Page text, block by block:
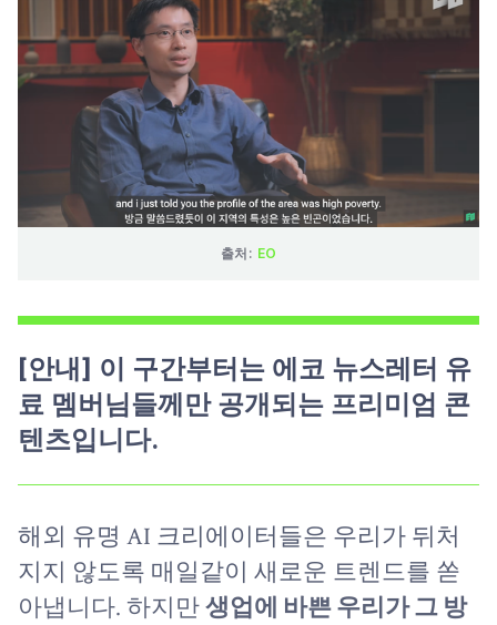
출처: EO
[안내] 이 구간부터는 에코 뉴스레터 유
료 멤버님들께만 공개되는 프리미엄 콘
텐츠입니다.
해외 유명 AI 크리에이터들은 우리가 뒤처
지지 않도록 매일같이 새로운 트렌드를 쏟
아냅니다. 하지만생업에 바쁜 우리가 그 방